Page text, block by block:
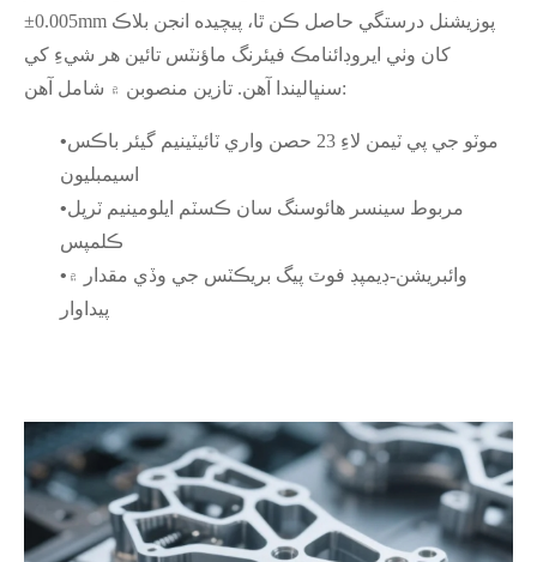
±0.005mm پوزيشنل درستگي حاصل ڪن ٿا، پيچيده انجن بلاڪ
کان وٺي ايروڊائنامڪ فيئرنگ ماؤنٽس تائين هر شيءِ کي
سنڀاليندا آهن. تازين منصوبن ۾ شامل آهن:
•موٽو جي پي ٽيمن لاءِ 23 حصن واري ٽائيٽينيم گيئر باڪس
اسيمبليون
•مربوط سينسر هائوسنگ سان ڪسٽم ايلومينيم ٽرپل
ڪلمپس
• وائبريشن-ڊيمپڊ فوٽ پيگ بريڪٽس جي وڏي مقدار ۾
پيداوار